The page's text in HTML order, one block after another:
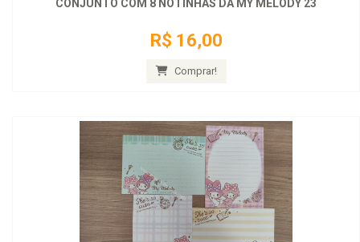
CONJUNTO COM 8 NOTINHAS DA MY MELODY 23
R$ 16,00
Comprar!